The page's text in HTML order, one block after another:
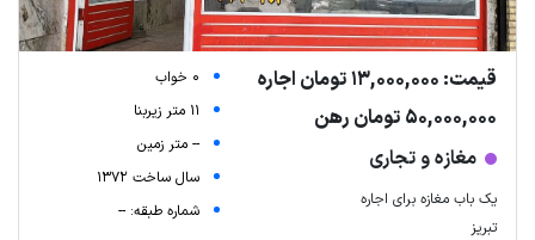
قیمت: 13,000,000 تومان اجاره
50,000,000 تومان رهن
مغازه و تجاری
یک باب مغازه برای اجاره
تبریز
0 خواب
11 متر زیربنا
-- متر زمین
سال ساخت 1372
شماره طبقه: --